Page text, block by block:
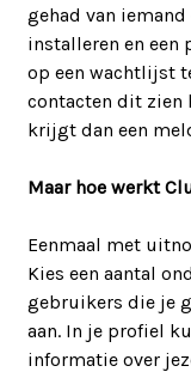
gehad van
installeren en een
op een wachtlijst
contacten dit zien
krijgt dan een
Maar hoe werkt
Eenmaal met
Kies een aantal
gebruikers die je
aan. In je profiel
informatie over